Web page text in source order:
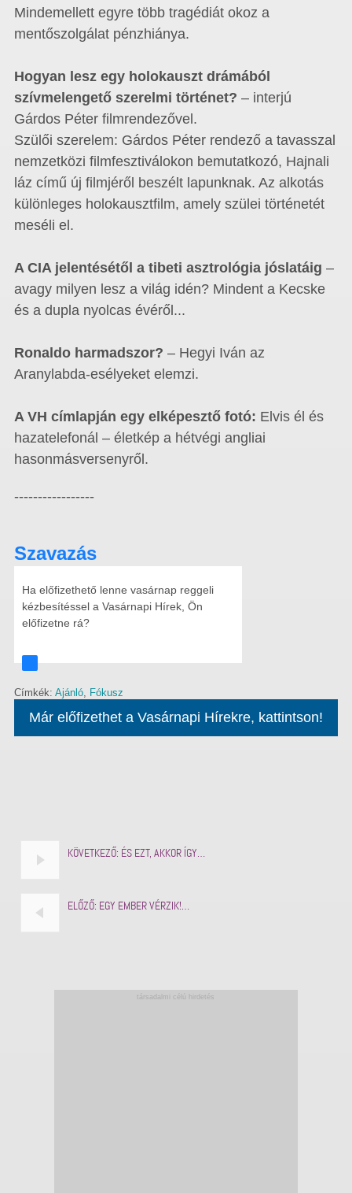
Mindemellett egyre több tragédiát okoz a
mentőszolgálat pénzhiánya.
Hogyan lesz egy holokauszt drámából
szívmelengető szerelmi történet? – interjú
Gárdos Péter filmrendezővel.
Szülői szerelem: Gárdos Péter rendező a tavasszal
nemzetközi filmfesztiválokon bemutatkozó, Hajnali
láz című új filmjéről beszélt lapunknak. Az alkotás
különleges holokausztfilm, amely szülei történetét
meséli el.
A CIA jelentésétől a tibeti asztrológia jóslatáig –
avagy milyen lesz a világ idén? Mindent a Kecske
és a dupla nyolcas évéről...
Ronaldo harmadszor? – Hegyi Iván az
Aranylabda-esélyeket elemzi.
A VH címlapján egy elképesztő fotó: Elvis él és
hazatelefonál – életkép a hétvégi angliai
hasonmásversenyről.
-----------------
Szavazás
Ha előfizethető lenne vasárnap reggeli
kézbesítéssel a Vasárnapi Hírek, Ön
előfizetne rá?
Címkék: Ajánló, Fókusz
Már előfizethet a Vasárnapi Hírekre, kattintson!
KÖVETKEZŐ: ÉS EZT, AKKOR ÍGY…
ELŐZŐ: EGY EMBER VÉRZIK!…
társadalmi célú hirdetés